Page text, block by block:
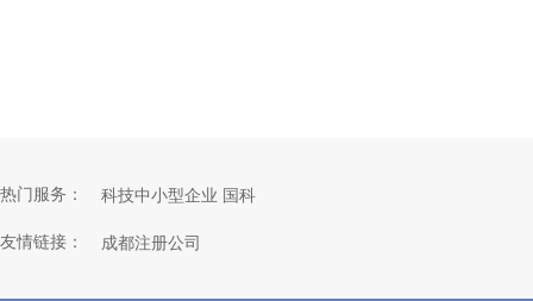
热门服务：
科技中小型企业 国科
友情链接： 成都注册公司